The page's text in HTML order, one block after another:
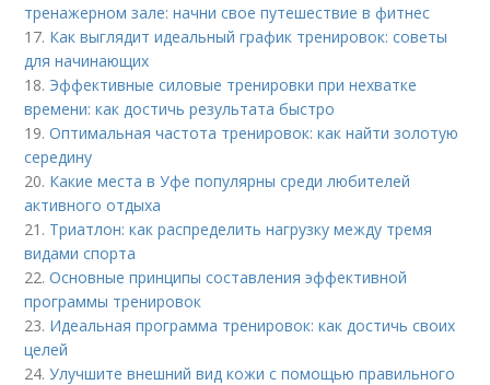
тренажерном зале: начни свое путешествие в фитнес
17. Как выглядит идеальный график тренировок: советы
для начинающих
18. Эффективные силовые тренировки при нехватке
времени: как достичь результата быстро
19.Оптимальная частота тренировок: как найти золотую
середину
20. Какие места в Уфе популярны среди любителей
активного отдыха
21. Триатлон: как распределить нагрузку между тремя
видами спорта
22.Основные принципы составления эффективной
программы тренировок
23. Идеальная программа тренировок: как достичь своих
целей
24.Улучшите внешний вид кожи с помощью правильного